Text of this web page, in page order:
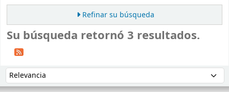
Refinar su búsqueda
Su búsqueda retornó 3 resultados.
Ordenar por: